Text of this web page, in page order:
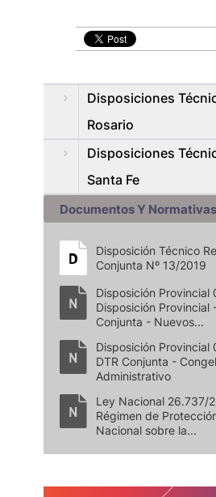
Disposiciones
Rosario
Disposiciones
Santa Fe
Documentos Y Normativas
Disposición Técnico
Conjunta Nº 13/2019
Disposición
Disposición Provincial
Conjunta - Nuevos...
Disposición Provincial
DTR Conjunta -
Administrativo
Ley Nacional 26.737/
Régimen de
Nacional sobre la...